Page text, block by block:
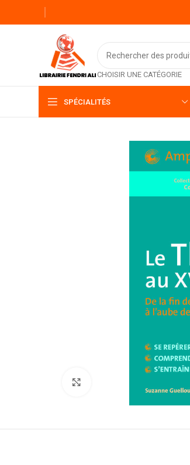
CHOISIR UNE CATÉGORIE
SPÉCIALITÉS